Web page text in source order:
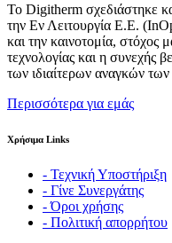
Το Digitherm σχεδιάστηκε
την Εν Λειτουργία Ε.Ε.
και την καινοτομία,
τεχνολογίας και η συνεχής
των ιδιαίτερων αναγκών
Περισσότερα για εμάς
Χρήσιμα Links
- Τεχνική Υποστήριξη
- Γίνε Συνεργάτης
- Όροι χρήσης
- Πολιτική απορρήτου